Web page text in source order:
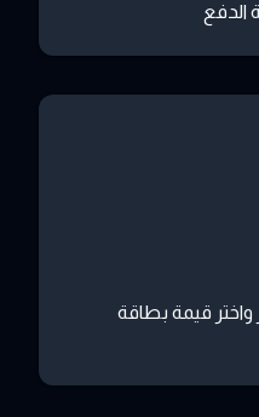
الدفع
قيمة بطاقة